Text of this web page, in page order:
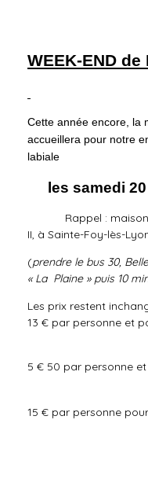
WEEK-END de
Cette année encore, la
accueillera pour notre
labiale
les samedi
Rappel : maison
II, à Sainte-Foy-lès-
(prendre le bus 30,
« La Plaine » puis 10
Les prix restent
13 € par personne et
5 € 50 par personne
15 € par personne